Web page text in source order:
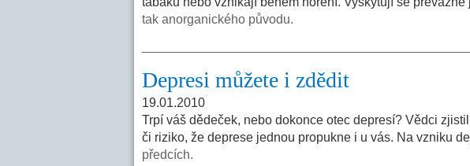
tak anorganického původu.
Depresi můžete i zdědit
19.01.2010
Trpí váš dědeček, nebo dokonce otec depresí? Vědci
či riziko, že deprese jednou propukne i u vás. Na vzniku
předcích.